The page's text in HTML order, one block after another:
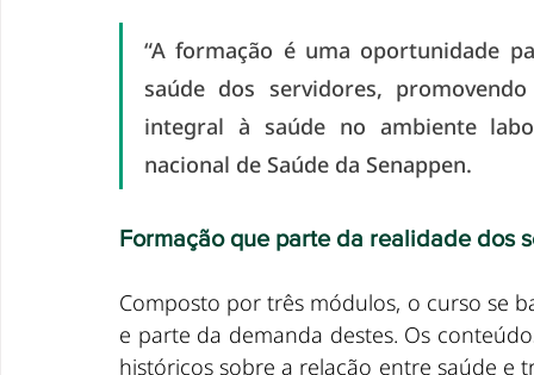
“A formação é uma oportunidade
saúde dos servidores,
integral à saúde no ambiente
nacional de Saúde da Senappen.
Formação que parte da realidade dos
Composto por três módulos, o curso se
e parte da demanda destes. Os
históricos sobre a relação entre saúde e